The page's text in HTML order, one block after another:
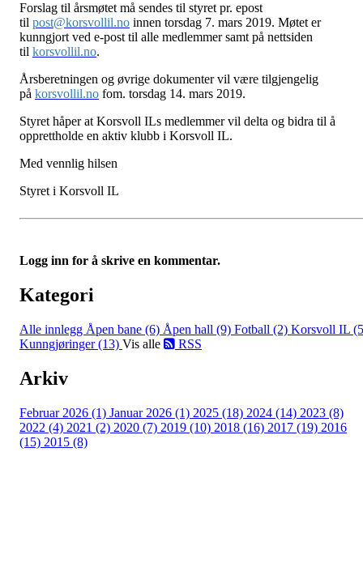
Forslag til årsmøtet må sendes til styret pr. epost
til post@korsvollil.no innen torsdag 7. mars 2019. Møtet er
kunngjort ved e-post til alle medlemmer samt på nettsiden
til korsvollil.no.
Årsberetningen og øvrige dokumenter vil være tilgjengelig
på korsvollil.no fom. torsdag 14. mars 2019.
Styret håper at Korsvoll ILs medlemmer vil delta og bidra til å
opprettholde en aktiv klubb i Korsvoll IL.
Med vennlig hilsen
Styret i Korsvoll IL
Logg inn for å skrive en kommentar.
Kategori
Alle innlegg Åpen bane (6) Åpen hall (9) Fotball (2) Korsvoll IL
Kunngjøringer (13) Vis alle RSS
Arkiv
Februar 2026 (1) Januar 2026 (1) 2025 (18) 2024 (14) 2023 (8)
2022 (4) 2021 (2) 2020 (7) 2019 (10) 2018 (16) 2017 (19) 2016
(15) 2015 (8)